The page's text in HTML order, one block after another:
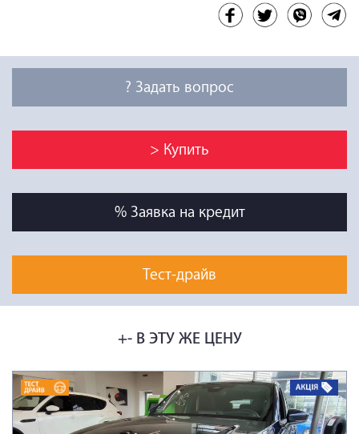
? Задать вопрос
> Купить
% Заявка на кредит
Тест-драйв
+- В ЭТУ ЖЕ ЦЕНУ